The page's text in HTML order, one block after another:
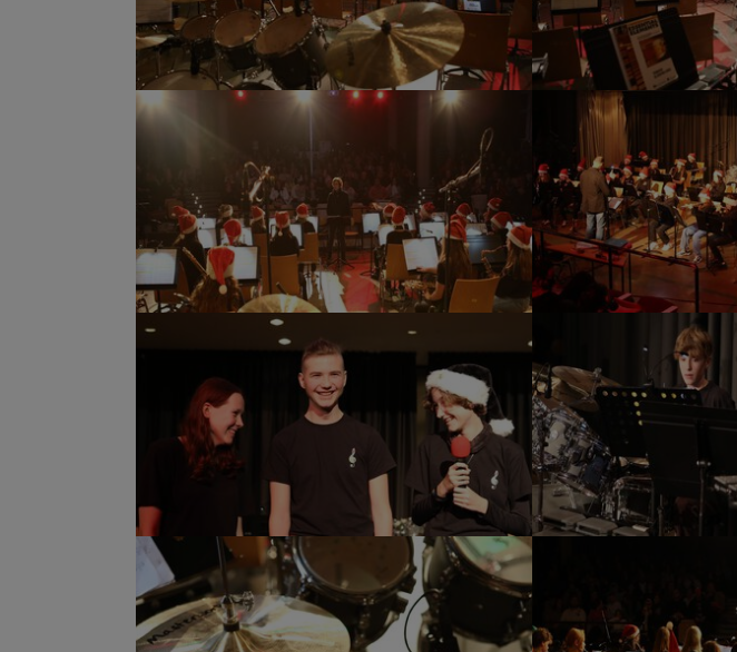
Show larger version Show larger version
Show larger version Show larger version
Show larger version Show larger version